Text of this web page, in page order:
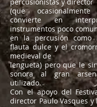
(que
convierte en
instrumentos poco
en la percusión como
flauta dulce y el
medieval de
lengueta) pero que le
sonora al gran
utilizado.
Con el apoyo del
director Paulo Vasques y